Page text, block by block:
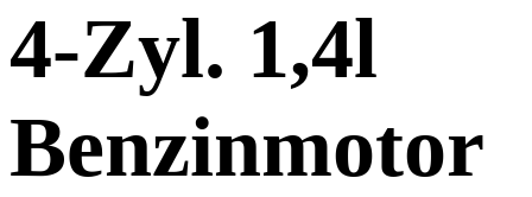
4-Zyl. 1,4l
Benzinmotor